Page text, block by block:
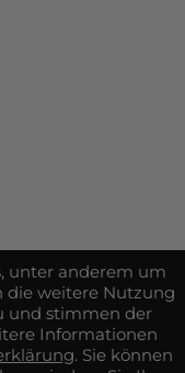
unter anderem um
die weitere Nutzung
und stimmen der
Informationen
. Sie können